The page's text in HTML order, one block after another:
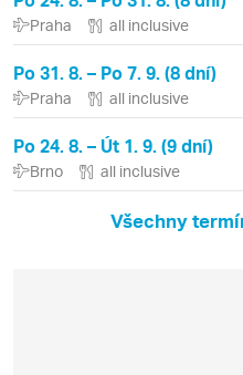
Praha all inclusive
Po 31. 8. – Po 7. 9. (8 dní)
Praha all inclusive
Po 24. 8. – Út 1. 9. (9 dní)
Brno all inclusive
Všechny